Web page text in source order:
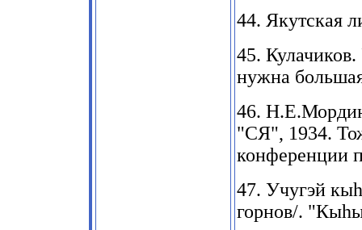
44. Якутская
45. Кулачиков.
нужна
46.
"СЯ", 1934.
конференции
47. Учугэй кыh
горнов/. "Кыh